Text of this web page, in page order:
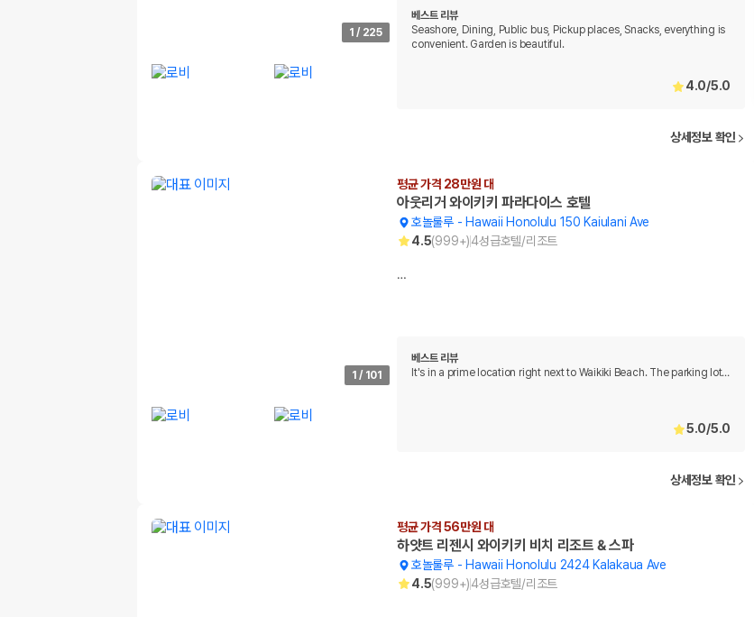
1 / 225
베스트 리뷰
Seashore, Dining, Public bus, Pickup places, Snacks, everything is
convenient. Garden is beautiful.
4.0/5.0
상세정보 확인
1 / 101
평균 가격 28만원 대
아웃리거 와이키키 파라다이스 호텔
호놀룰루- Hawaii Honolulu 150 Kaiulani Ave
4.5(999+)4성급호텔/리조트
…
베스트 리뷰
It's in a prime location right next to Waikiki Beach. The parking lot…
5.0/5.0
상세정보 확인
평균 가격 56만원 대
하얏트 리젠시 와이키키 비치 리조트 & 스파
호놀룰루- Hawaii Honolulu 2424 Kalakaua Ave
4.5(999+)4성급호텔/리조트